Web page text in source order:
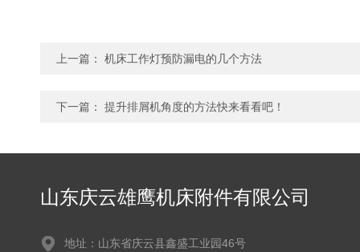
上一篇： 机床工作灯预防漏电的几个方法
下一篇： 提升排屑机角度的方法快来看看吧！
山东庆云雄鹰机床附件有限公司
地址：山东省庆云县鑫盛工业园46号